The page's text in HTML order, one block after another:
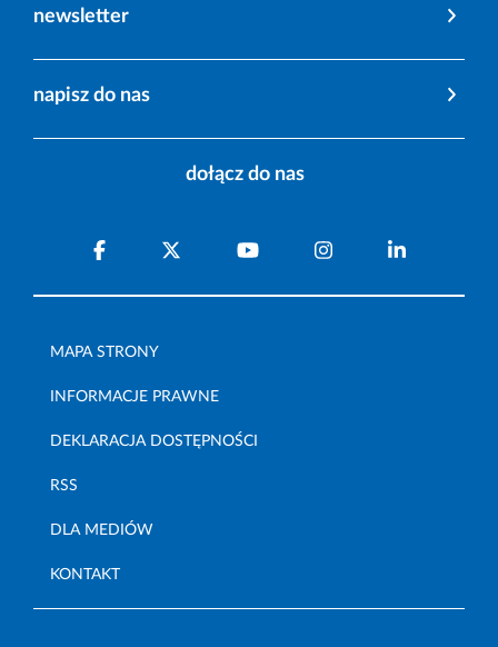
newsletter
napisz do nas
dołącz do nas
MAPA STRONY
INFORMACJE PRAWNE
DEKLARACJA DOSTĘPNOŚCI
RSS
DLA MEDIÓW
KONTAKT